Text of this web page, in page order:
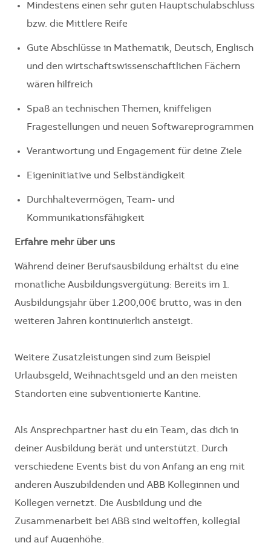
Mindestens einen sehr guten Hauptschulabschluss
bzw. die Mittlere Reife
Gute Abschlüsse in Mathematik, Deutsch, Englisch
und den wirtschaftswissenschaftlichen Fächern
wären hilfreich
Spaß an technischen Themen, kniffeligen
Fragestellungen und neuen Softwareprogrammen
Verantwortung und Engagement für deine Ziele
Eigeninitiative und Selbständigkeit
Durchhaltevermögen, Team- und
Kommunikationsfähigkeit
Erfahre mehr über uns
Während deiner Berufsausbildung erhältst du eine
monatliche Ausbildungsvergütung: Bereits im 1.
Ausbildungsjahr über 1.200,00€ brutto, was in den
weiteren Jahren kontinuierlich ansteigt.
Weitere Zusatzleistungen sind zum Beispiel
Urlaubsgeld, Weihnachtsgeld und an den meisten
Standorten eine subventionierte Kantine.
Als Ansprechpartner hast du ein Team, das dich in
deiner Ausbildung berät und unterstützt. Durch
verschiedene Events bist du von Anfang an eng mit
anderen Auszubildenden und ABB Kolleginnen und
Kollegen vernetzt. Die Ausbildung und die
Zusammenarbeit bei ABB sind weltoffen, kollegial
und auf Augenhöhe.